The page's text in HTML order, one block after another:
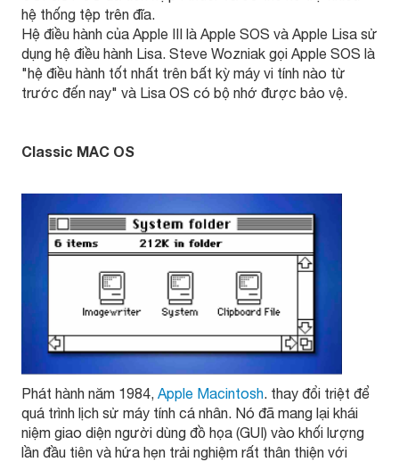
hệ thống tệp trên đĩa.
Hệ điều hành của Apple III là Apple SOS và Apple Lisa sử
dụng hệ điều hành Lisa. Steve Wozniak gọi Apple SOS là
"hệ điều hành tốt nhất trên bất kỳ máy vi tính nào từ
trước đến nay" và Lisa OS có bộ nhớ được bảo vệ.
Classic MAC OS
Phát hành năm 1984, Apple Macintosh. thay đổi triệt để
quá trình lịch sử máy tính cá nhân. Nó đã mang lại khái
niệm giao diện người dùng đồ họa (GUI) vào khối lượng
lần đầu tiên và hứa hẹn trải nghiệm rất thân thiện với